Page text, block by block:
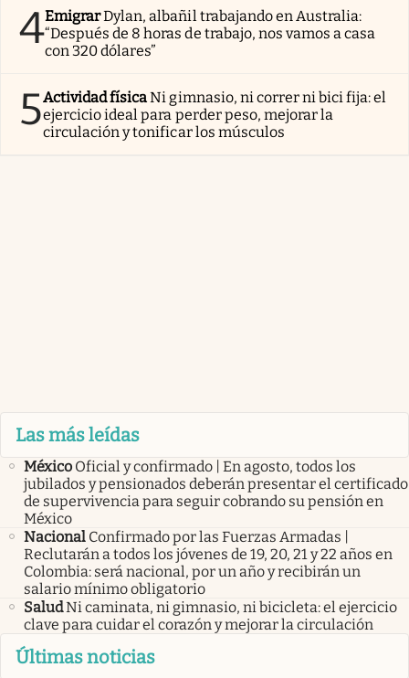
4EmigrarDylan, albañil trabajando en Australia:
“Después de 8 horas de trabajo, nos vamos a casa
con 320 dólares”
5Actividad físicaNi gimnasio, ni correr ni bici fija: el
ejercicio ideal para perder peso, mejorar la
circulación y tonificar los músculos
Las más leídas
México Oficial y confirmado | En agosto, todos los
jubilados y pensionados deberán presentar el certificado
de supervivencia para seguir cobrando su pensión en
México
Nacional Confirmado por las Fuerzas Armadas |
Reclutarán a todos los jóvenes de 19, 20, 21 y 22 años en
Colombia: será nacional, por un año y recibirán un
salario mínimo obligatorio
SaludNi caminata, ni gimnasio, ni bicicleta: el ejercicio
clave para cuidar el corazón y mejorar la circulación
Últimas noticias